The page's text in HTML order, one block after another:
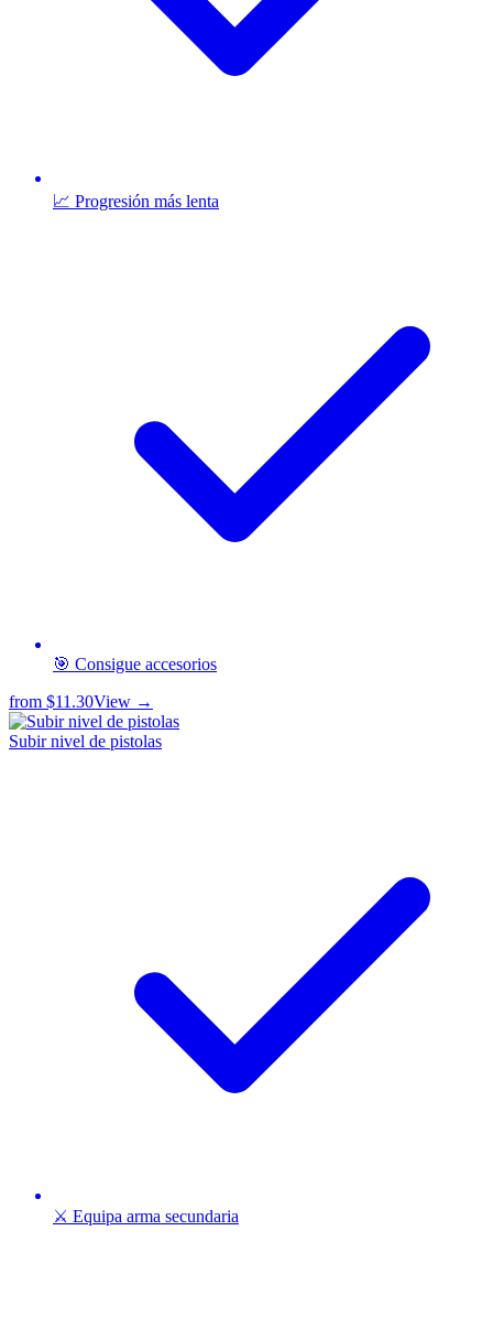
📈 Progresión más lenta
🎯 Consigue accesorios
from $11.30View →
Subir nivel de pistolas
⚔️ Equipa arma secundaria